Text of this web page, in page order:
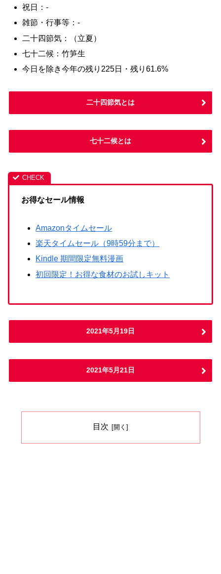
祝日：-
雑節・行事等：-
二十四節気：（立夏）
七十二候：竹笋生
今日を除き今年の残り225日・残り61.6%
二十四節気とは
七十二候とは
お得なセール情報
Amazonタイムセール
楽天タイムセール（9時59分まで）
Kindle 期間限定無料漫画
初回限定！お得な食材のお試しキット
2021年5月19日
2021年5月21日
目次